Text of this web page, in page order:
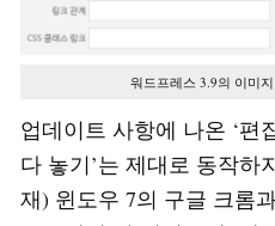
워드프레스 3.9의 이미
업데이트 사항에 나온 ‘편
다 놓기’는 제대로 동작하
재) 윈도우 7의 구글 크롬